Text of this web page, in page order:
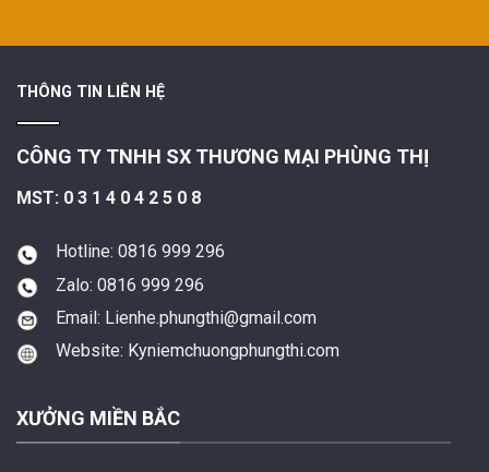
THÔNG TIN LIÊN HỆ
CÔNG TY TNHH SX THƯƠNG MẠI PHÙNG THỊ
MST: 0 3 1 4 0 4 2 5 0 8
Hotline: 0816 999 296
Zalo: 0816 999 296
Email: Lienhe.phungthi@gmail.com
Website: Kyniemchuongphungthi.com
XƯỞNG MIỀN BẮC